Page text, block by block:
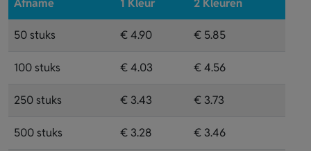
Afname 1 Kleur 2 Kleuren
50 stuks € 4.90 € 5.85
100 stuks € 4.03 € 4.56
250 stuks € 3.43 € 3.73
500 stuks € 3.28 € 3.46